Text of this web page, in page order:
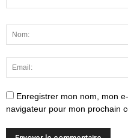
Enregistrer mon nom, mon
navigateur pour mon prochain